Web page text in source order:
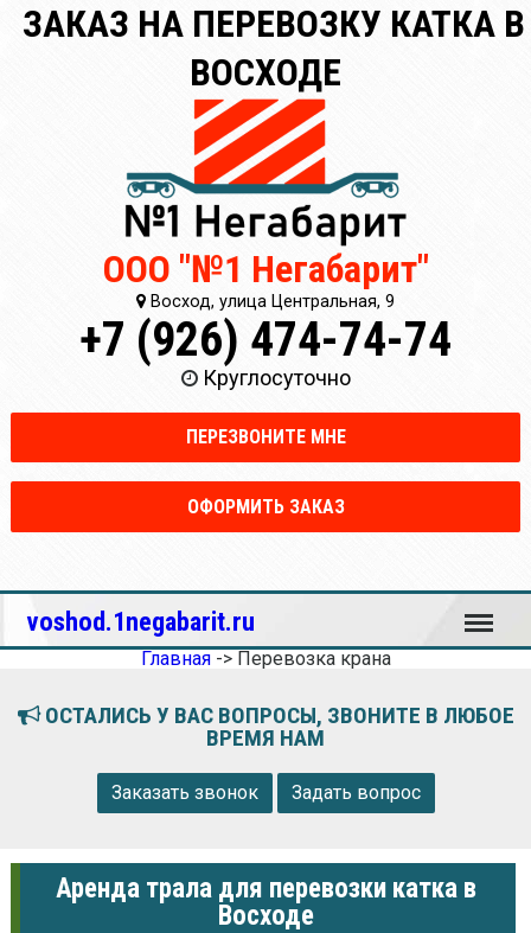
ЗАКАЗ НА ПЕРЕВОЗКУ КАТКА В
ВОСХОДЕ
ООО "№1 Негабарит"
Восход, улица Центральная, 9
+7 (926) 474-74-74
Круглосуточно
ПЕРЕЗВОНИТЕ МНЕ
ОФОРМИТЬ ЗАКАЗ
voshod.1negabarit.ru Меню
Главная-> Перевозка крана
ОСТАЛИСЬ У ВАС ВОПРОСЫ, ЗВОНИТЕ В ЛЮБОЕ
ВРЕМЯ НАМ
Заказать звонок Задать вопрос
Аренда трала для перевозки катка в
Восходе